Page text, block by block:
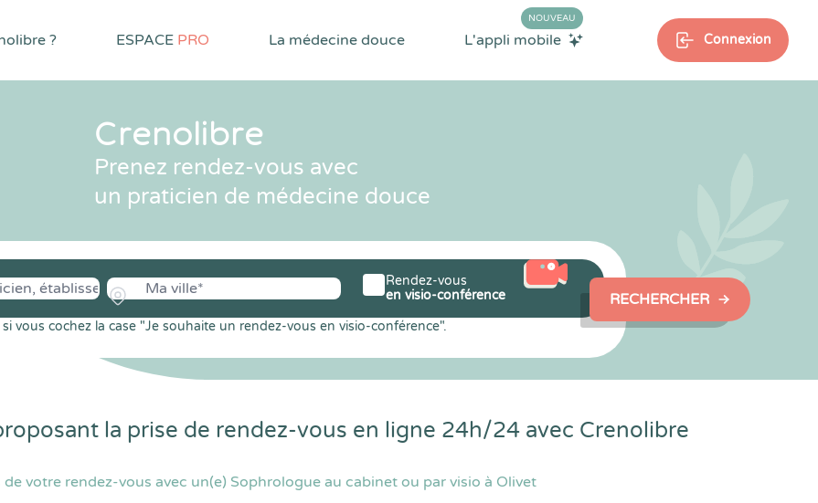
? ESPACE PRO La médecine douce L'appli mobile
NOUVEAU
Connexion
Crenolibre
Prenez rendez-vous avec
un praticien de médecine douce
vous cochez la case "Je souhaite un rendez-vous en visio-conférence".
Rendez-vous
en visio-conférence
RECHERCHER
la prise de rendez-vous en ligne 24h/24 avec Crenolibre
votre rendez-vous avec un(e) Sophrologue au cabinet ou par visio à Olivet